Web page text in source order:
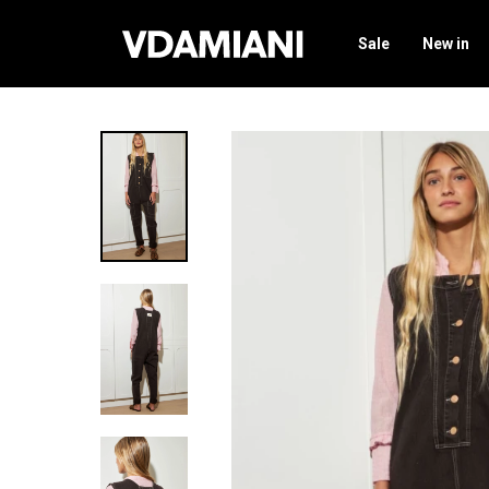
Sale New in